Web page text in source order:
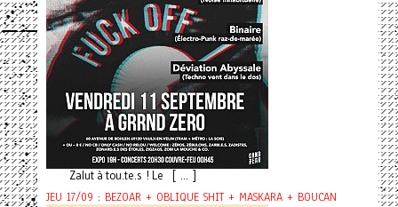
Zalut à tou.te.s ! Le [ ... ]
JEU 17/09 : BEZOAR + OBLIQUE SHIT + MASKARA + BOUCAN